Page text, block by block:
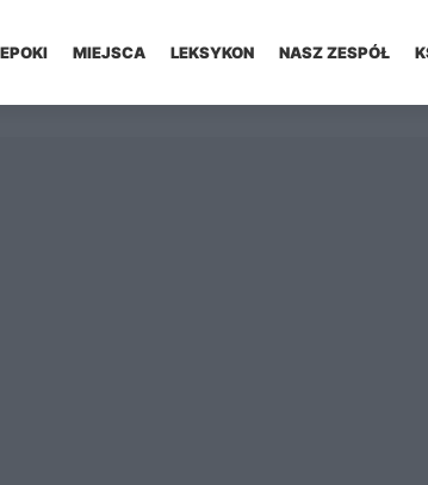
EPOKI MIEJSCA LEKSYKON NASZ ZESPÓŁ